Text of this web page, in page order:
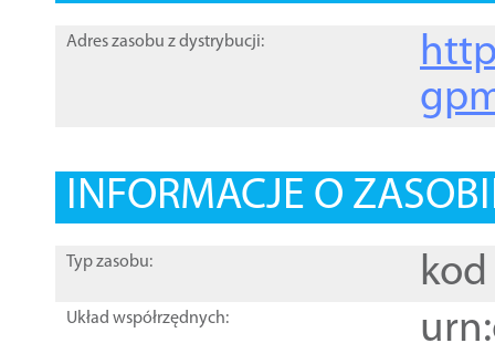
Adres zasobu z dystrybucji:
INFORMACJE O
Typ zasobu: kod
Układ współrzędnych: